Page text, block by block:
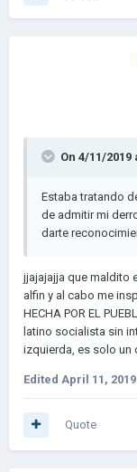
On 4/11/2019
Estaba tratando
de admitir mi
darte
jjajajajja que maldito
alfin y al cabo me
HECHA POR EL
latino socialista sin
izquierda, es solo un
Edited April 11, 2019
Quote